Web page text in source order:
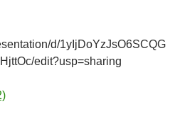
d/1yIjDoYzJsO6SCQG
edit?usp=sharing